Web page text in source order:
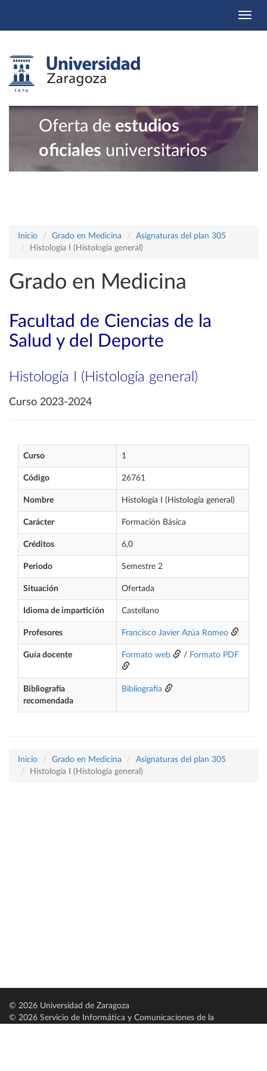
Oferta de estudios
oficiales universitarios
Inicio Grado en Medicina
Asignaturas del plan 305
Histología I (Histología general)
Grado en Medicina
Facultad de Ciencias de la
Salud y del Deporte
Histología I (Histología general)
Curso 2023-2024
Curso 1
Código 26761
Nombre Histología I (Histología general)
Carácter Formación Básica
Créditos 6,0
Periodo Semestre 2
Situación Ofertada
Idioma de impartición Castellano
Profesores Francisco Javier Azúa Romeo
Guía docente Formato web / Formato PDF
Bibliografía
recomendada
Bibliografía
Inicio Grado en Medicina
Asignaturas del plan 305
Histología I (Histología general)
© 2026 Universidad de Zaragoza
© 2026 Servicio de Informática y Comunicaciones de la